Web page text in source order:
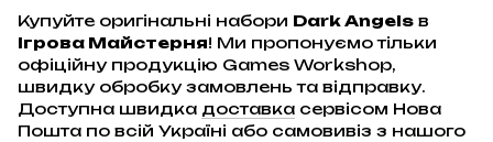
Купуйте оригінальні набори Dark Angels в
Ігрова Майстерня! Ми пропонуємо тільки
офіційну продукцію Games Workshop,
швидку обробку замовлень та відправку.
Доступна швидка доставка сервісом Нова
Пошта по всій Україні або самовивіз з нашого